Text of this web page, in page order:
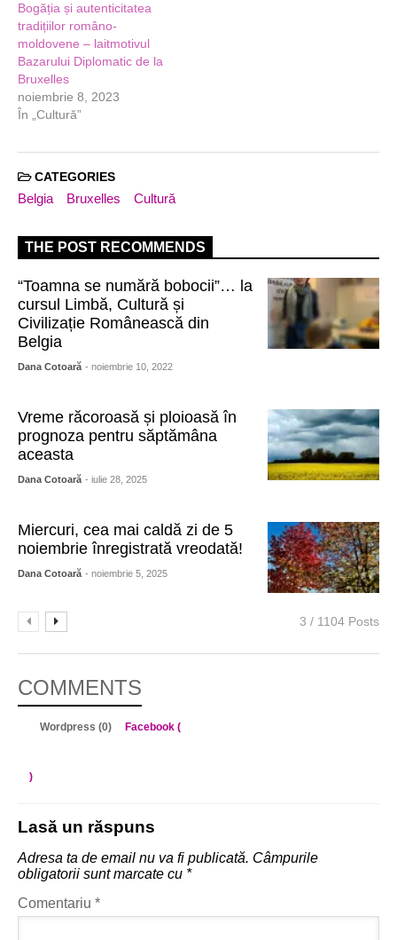
Bogăția și autenticitatea
tradițiilor româno-
moldovene – laitmotivul
Bazarului Diplomatic de la
Bruxelles
noiembrie 8, 2023
În „Cultură”
CATEGORIES
Belgia Bruxelles Cultură
THE POST RECOMMENDS
“Toamna se numără bobocii”… la
cursul Limbă, Cultură și
Civilizație Românească din
Belgia
Dana Cotoară - noiembrie 10, 2022
Vreme răcoroasă și ploioasă în
prognoza pentru săptămâna
aceasta
Dana Cotoară - iulie 28, 2025
Miercuri, cea mai caldă zi de 5
noiembrie înregistrată vreodată!
Dana Cotoară - noiembrie 5, 2025
3 / 1104 Posts
COMMENTS
Wordpress (0) Facebook (
)
Lasă un răspuns
Adresa ta de email nu va fi publicată. Câmpurile
obligatorii sunt marcate cu *
Comentariu *